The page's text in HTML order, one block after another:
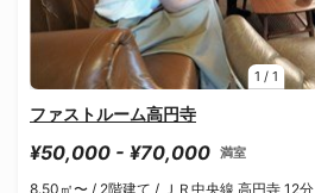
1 / 1
ファストルーム高円寺
¥50,000 - ¥70,000 満室
8.50㎡〜 / 2階建て / ＪＲ中央線 高円寺 12分